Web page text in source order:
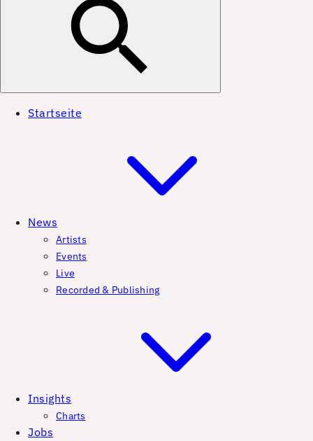
Startseite
News
Artists
Events
Live
Recorded & Publishing
Insights
Charts
Jobs